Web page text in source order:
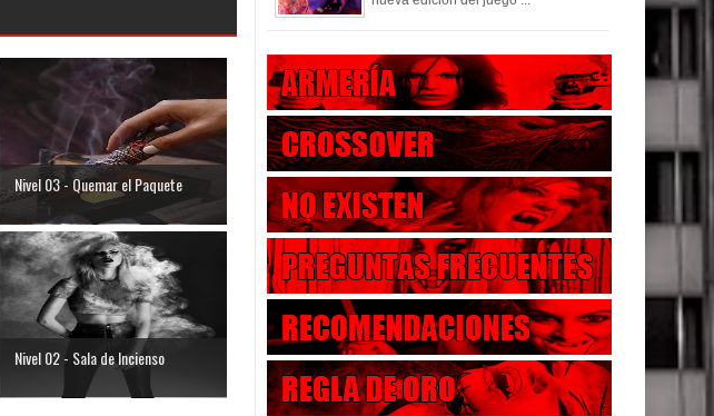
Nivel 03 - Quemar el Paquete
Nivel 02 - Sala de Incienso